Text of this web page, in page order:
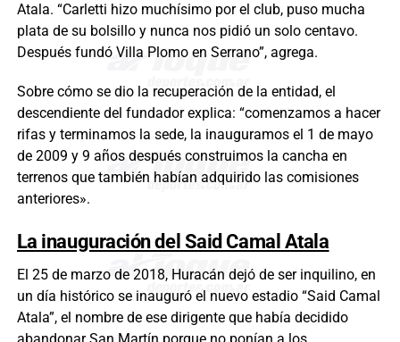
Atala. “Carletti hizo muchísimo por el club, puso mucha
plata de su bolsillo y nunca nos pidió un solo centavo.
Después fundó Villa Plomo en Serrano”, agrega.
Sobre cómo se dio la recuperación de la entidad, el
descendiente del fundador explica: “comenzamos a hacer
rifas y terminamos la sede, la inauguramos el 1 de mayo
de 2009 y 9 años después construimos la cancha en
terrenos que también habían adquirido las comisiones
anteriores».
La inauguración del Said Camal Atala
El 25 de marzo de 2018, Huracán dejó de ser inquilino, en
un día histórico se inauguró el nuevo estadio “Said Camal
Atala”, el nombre de ese dirigente que había decidido